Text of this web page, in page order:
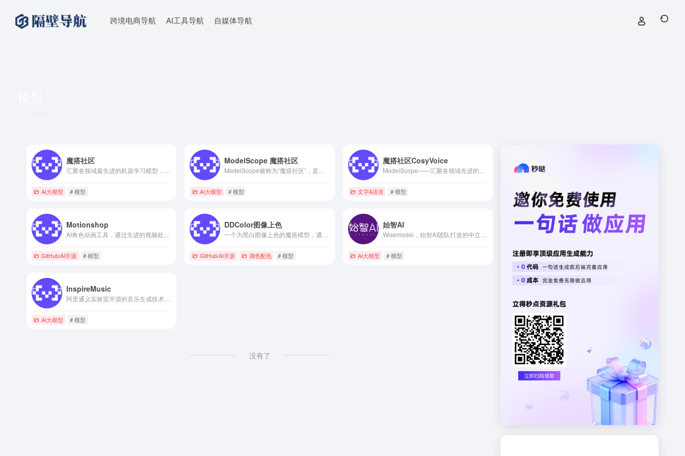
跨境电商导航 AI工具导航 自媒体导航
魔搭社区
AI大模型 # 模型
ModelScope 魔搭社区
AI大模型 # 模型
魔搭社区CosyVoice
文字&语音 # 模型
Motionshop
GitHub/AI开源 # 模型
DDColor图像上色
GitHub/AI开源 调色配色 # 模型
始智AI
AI大模型 # 模型
InspireMusic
AI大模型 # 模型
没有了